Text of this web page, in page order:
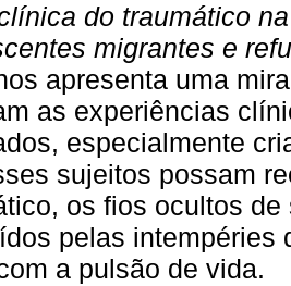
do traumático
migrantes e
apresenta uma
as experiências
especialmente
sujeitos possam
os fios ocultos
pelas intempéries
a pulsão de vida.